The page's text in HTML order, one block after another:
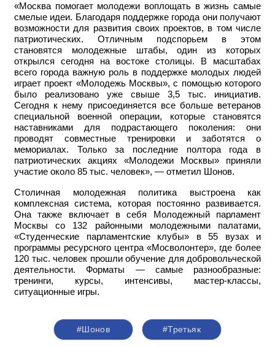
«Москва помогает молодежи воплощать в жизнь самые
смелые идеи. Благодаря поддержке города они получают
возможности для развития своих проектов, в том числе
патриотических. Отличным подспорьем в этом
становятся молодежные штабы, один из которых
открылся сегодня на востоке столицы. В масштабах
всего города важную роль в поддержке молодых людей
играет проект «Молодежь Москвы», с помощью которого
было реализовано уже свыше 3,5 тыс. инициатив.
Сегодня к нему присоединяется все больше ветеранов
специальной военной операции, которые становятся
наставниками для подрастающего поколения: они
проводят совместные тренировки и заботятся о
мемориалах. Только за последние полтора года в
патриотических акциях «Молодежи Москвы» приняли
участие около 85 тыс. человек», — отметил Шонов.
Столичная молодежная политика выстроена как
комплексная система, которая постоянно развивается.
Она также включает в себя Молодежный парламент
Москвы со 132 районными молодежными палатами,
«Студенческие парламентские клубы» в 55 вузах и
программы ресурсного центра «Мосволонтер», где более
120 тыс. человек прошли обучение для добровольческой
деятельности. Форматы — самые разнообразные:
тренинги, курсы, интенсивы, мастер-классы,
ситуационные игры.
#Шонов #Третьяк